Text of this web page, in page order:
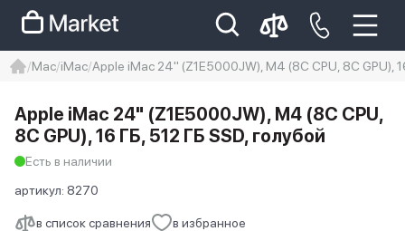
Iphone 14 pro max
айфон 14
Mac iMac Apple iMac 24" (Z1E5000JW), M4 (8C CPU, 8C GPU),
в список сравнения в избранное
Apple iMac 24" (Z1E5000JW), M4 (8C CPU,
8C GPU), 16 ГБ, 512 ГБ SSD, голубой
Есть в наличии
артикул: 8270